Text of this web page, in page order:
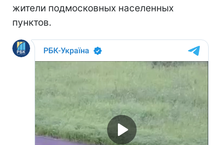
жители подмосковных населенных
пунктов.